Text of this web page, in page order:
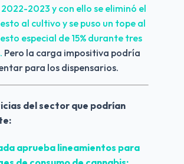
2023 y con ello se eliminó el
al cultivo y se puso un tope al
especial de 15% durante tres
Pero la carga impositiva podría
para los dispensarios.
del sector que podrían
aprueba lineamientos para